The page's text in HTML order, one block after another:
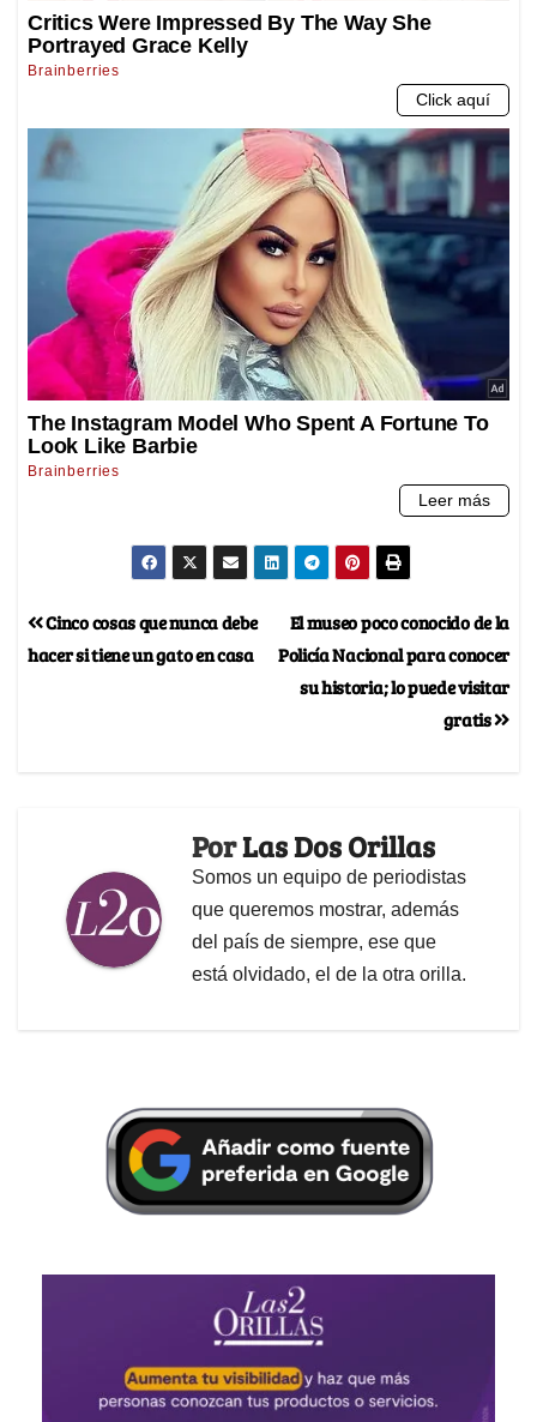
El museo poco conocido de la
Policía Nacional para conocer
su historia; lo puede visitar
gratis
Cinco cosas que nunca debe
hacer si tiene un gato en casa
PorLas Dos Orillas
Somos un equipo de periodistas
que queremos mostrar, además
del país de siempre, ese que
está olvidado, el de la otra orilla.